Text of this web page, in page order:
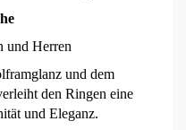
und Herren
und dem
den Ringen eine
und Eleganz.